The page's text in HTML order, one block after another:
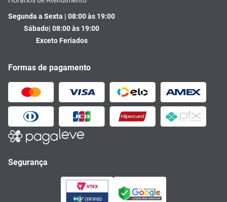
Segunda a Sexta | 08:00 às 19:00
Sábado| 08:00 às 19:00
Exceto Feriados
Formas de pagamento
Segurança